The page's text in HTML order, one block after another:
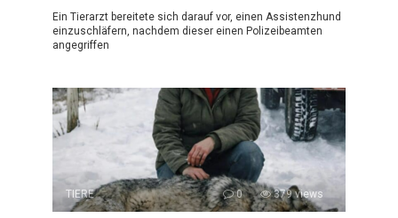
Ein Tierarzt bereitete sich darauf vor, einen Assistenzhund
einzuschläfern, nachdem dieser einen Polizeibeamten
angegriffen
TIERE 0 379 views